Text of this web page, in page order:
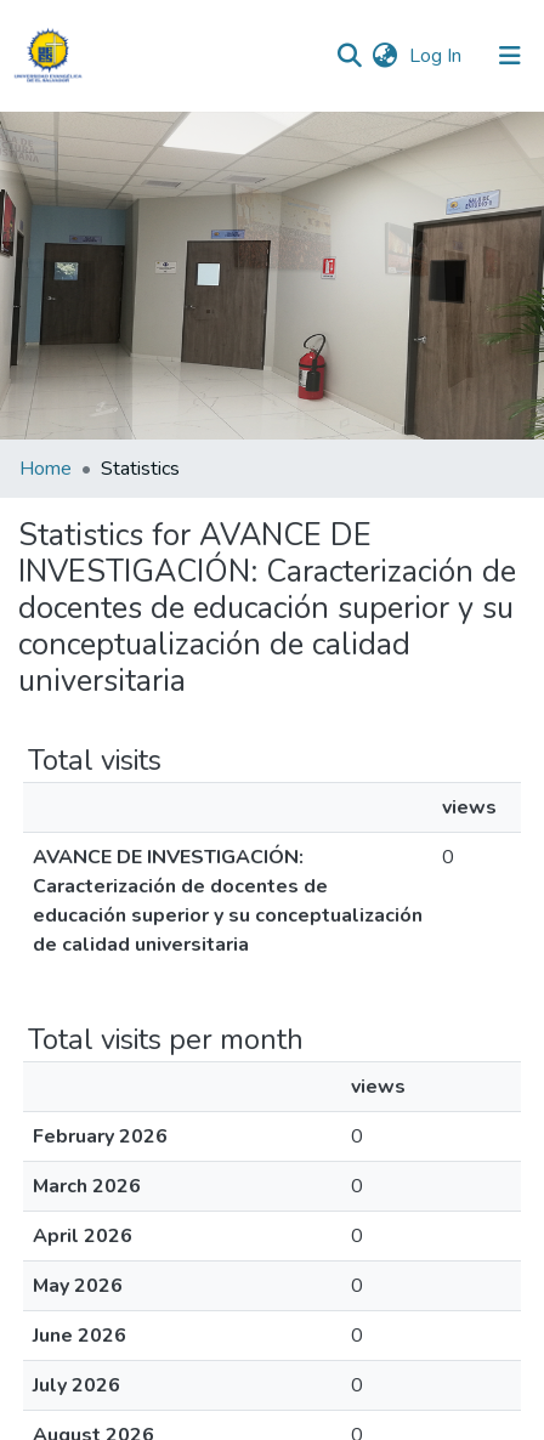
Log In (current)
Communities & Collections
All of DSpace
Home Statistics
Statistics for AVANCE DE
INVESTIGACIÓN: Caracterización de
docentes de educación superior y su
conceptualización de calidad
universitaria
Total visits
views
AVANCE DE INVESTIGACIÓN:
Caracterización de docentes de
educación superior y su conceptualización
de calidad universitaria
0
Total visits per month
views
February 2026
0
March 2026
0
April 2026
0
May 2026
0
June 2026
0
July 2026
0